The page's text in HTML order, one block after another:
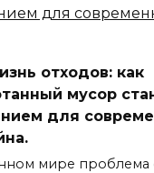
отходов: как
мусор
для
мире проблема